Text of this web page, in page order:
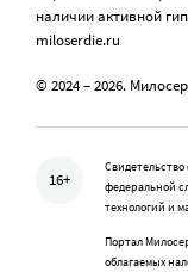
наличии активной
miloserdie.ru
© 2024 – 2026.
16+
федеральной
технологий и
Портал
облагаемых